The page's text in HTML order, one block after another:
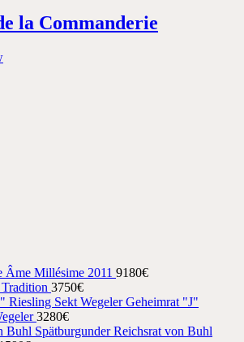
la Commanderie
Millésime 2011 9180€
3750€
Geheimrat "J"
3280€
Reichsrat von Buhl